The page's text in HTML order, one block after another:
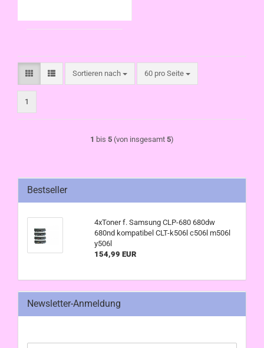
Sortieren nach
Sortieren nach 60 pro Seite
pro Seite
1
1 bis 5 (von insgesamt 5)
Bestseller
4xToner f. Samsung CLP-680 680dw
680nd kompatibel CLT-k506l c506l m506l
y506l
154,99 EUR
Newsletter-Anmeldung